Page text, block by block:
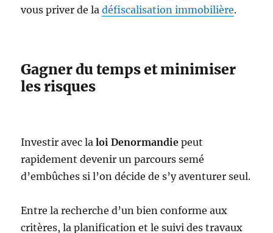
vous priver de ladéfiscalisation immobilière.
Gagner du temps et minimiser
les risques
Investir avec laloi Denormandie peut
rapidement devenir un parcours semé
d’embûches si l’on décide de s’y aventurer seul.
Entre la recherche d’un bien conforme aux
critères, la planification et le suivi des travaux